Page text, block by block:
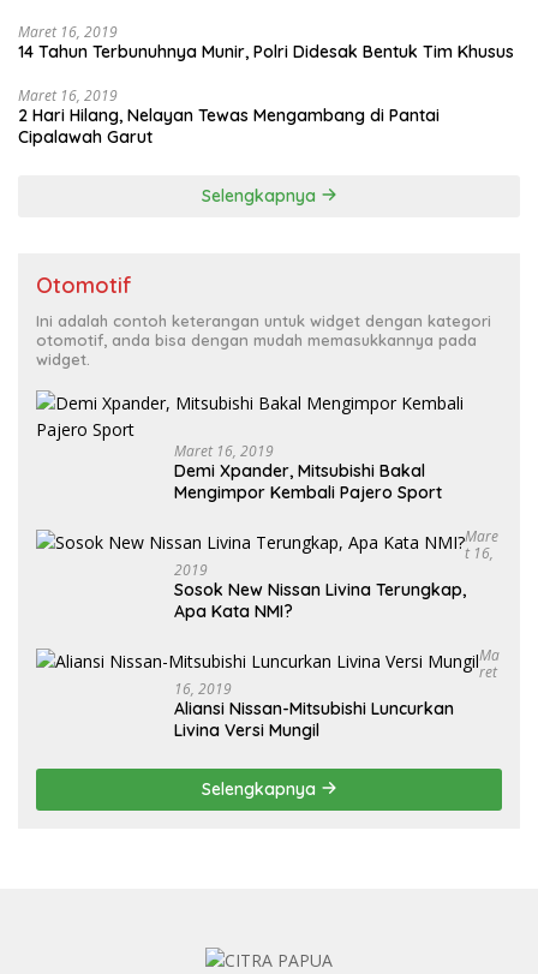
Maret 16, 2019
14 Tahun Terbunuhnya Munir, Polri Didesak Bentuk Tim Khusus
Maret 16, 2019
2 Hari Hilang, Nelayan Tewas Mengambang di Pantai
Cipalawah Garut
Selengkapnya
Otomotif
Ini adalah contoh keterangan untuk widget dengan kategori
otomotif, anda bisa dengan mudah memasukkannya pada
widget.
Maret 16, 2019
Demi Xpander, Mitsubishi Bakal
Mengimpor Kembali Pajero Sport
Mare
T 16,
2019
Sosok New Nissan Livina Terungkap,
Apa Kata NMI?
Ma
Ret
16, 2019
Aliansi Nissan-Mitsubishi Luncurkan
Livina Versi Mungil
Selengkapnya